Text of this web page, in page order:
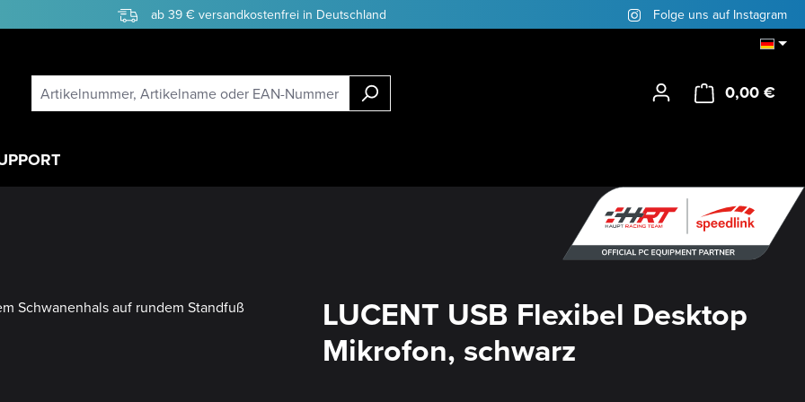
ab 39 € versandkostenfrei in Deutschland Folge uns auf Instagram
0,00 €
LUCENT USB Flexibel Desktop
Mikrofon, schwarz